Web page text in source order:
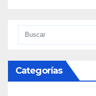
Categorías